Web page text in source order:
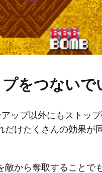
をつない
ップ以外にもストッ
けたくさんの効果
から奪取することで